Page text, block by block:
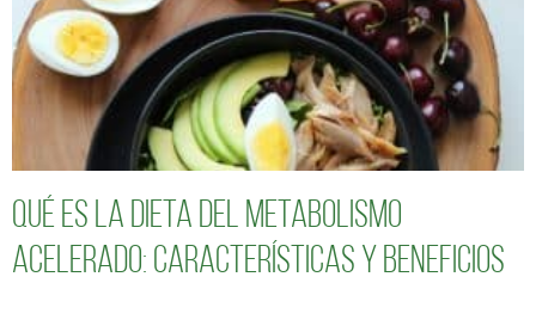
Qué es la dieta del metabolismo
acelerado: características y beneficios